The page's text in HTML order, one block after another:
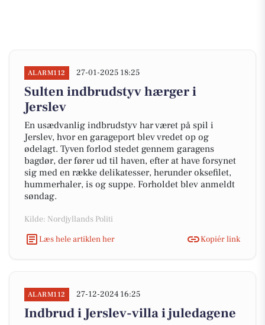
ALARM112 27-01-2025 18:25
Sulten indbrudstyv hærger i
Jerslev
En usædvanlig indbrudstyv har været på spil i
Jerslev, hvor en garageport blev vredet op og
ødelagt. Tyven forlod stedet gennem garagens
bagdør, der fører ud til haven, efter at have forsynet
sig med en række delikatesser, herunder oksefilet,
hummerhaler, is og suppe. Forholdet blev anmeldt
søndag.
Kilde: Nordjyllands Politi
Læs hele artiklen her
Kopiér link
ALARM112 27-12-2024 16:25
Indbrud i Jerslev-villa i juledagene